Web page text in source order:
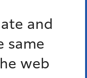
and
same
web
せん。